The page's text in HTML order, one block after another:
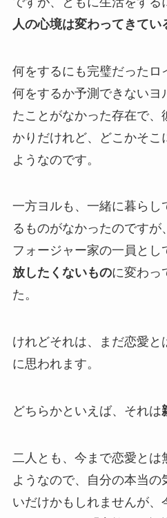
人の心境は変わってきてい
何をするにも完璧だったロ
何をするか予測できないヨ
たことがなかった存在で、
かりだけれど、どこかそこ
ようなのです。
一方ヨルも、一緒に暮らし
るものがなかったのです
フォージャー家の一員とし
放したくないものに変わっ
た。
けれどそれは、まだ恋愛と
に思われます。
どちらかといえば、それは
二人とも、今まで恋愛とは
ようなので、自分の本当の
いだけかもしれませんが、